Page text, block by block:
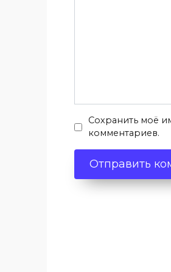
Сохранить моё
комментариев.